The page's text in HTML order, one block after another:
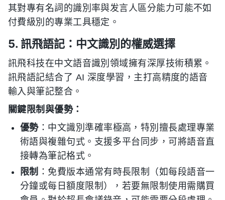
其對專有名詞的識別率與发言人區分能力可能不如
付費級別的專業工具穩定。
5. 訊飛語記：中文識別的權威選擇
訊飛科技在中文語音識別領域擁有深厚技術積累。
訊飛語記結合了 AI 深度學習，主打高精度的語音
輸入與筆記整合。
關鍵限制與優勢：
優勢：中文識別準確率極高，特別擅長處理專業
術語與複雜句式。支援多平台同步，可將語音直
接轉為筆記格式。
限制 ：免費版本通常有時長限制（如每段語音一
分鐘或每日額度限制），若要無限制使用需購買